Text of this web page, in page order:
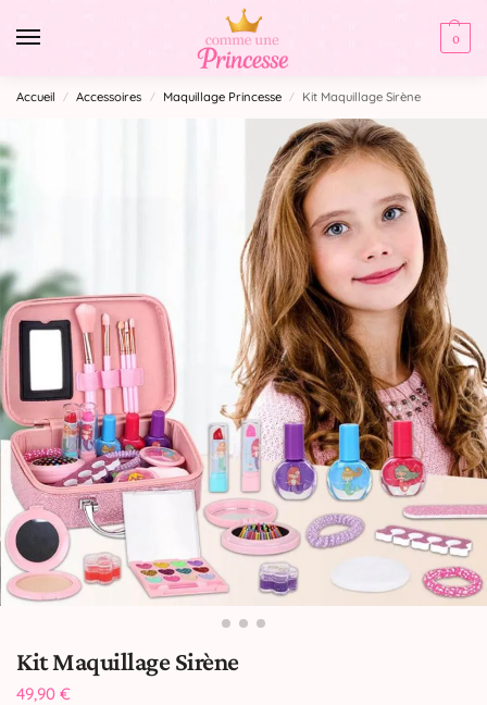
0
Accueil / Accessoires / Maquillage Princesse / Kit Maquillage Sirène
Kit Maquillage Sirène
49,90 €